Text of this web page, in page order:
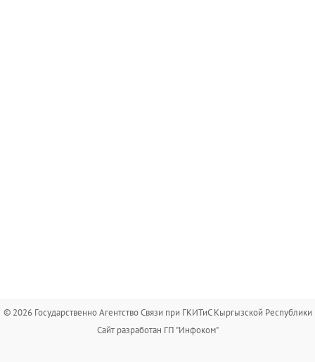
© 2026 Государственно Агентство Связи при ГКИТиС Кыргызской Республики
Сайт разработан ГП "Инфоком"